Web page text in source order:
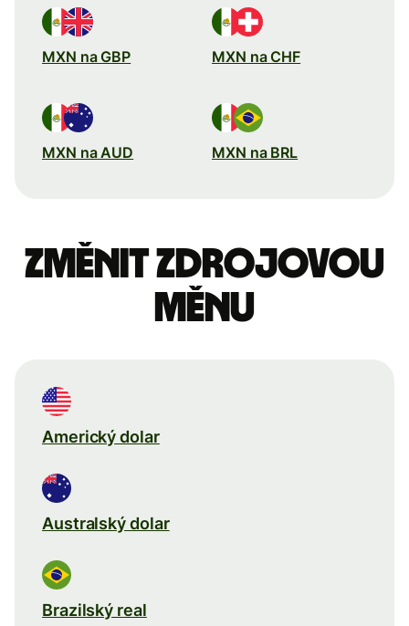
MXN na GBP MXN na CHF
MXN na AUD MXN na BRL
Změnit zdrojovou
měnu
Americký dolar
Australský dolar
Brazilský real